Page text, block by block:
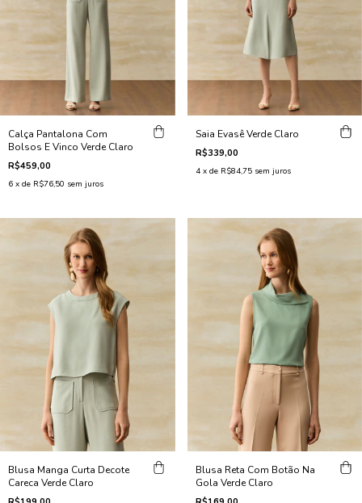
Calça Pantalona Com
Bolsos E Vinco Verde Claro
R$459,00
6 x de R$76,50 sem juros
Saia Evasê Verde Claro
R$339,00
4 x de R$84,75 sem juros
Blusa Manga Curta Decote
Careca Verde Claro
Blusa Reta Com Botão Na
Gola Verde Claro